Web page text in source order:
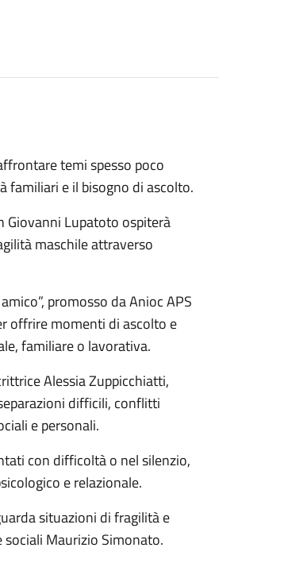
temi spesso poco
familiari e il bisogno di ascolto.
Giovanni Lupatoto ospiterà
maschile attraverso
promosso da Anioc APS
offrire momenti di ascolto e
familiare o lavorativa.
Alessia Zuppicchiatti,
difficili, conflitti
e personali.
con difficoltà o nel silenzio,
e relazionale.
situazioni di fragilità e
sociali Maurizio Simonato.